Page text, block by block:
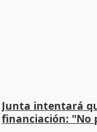
Junta intentará
financiación: "No